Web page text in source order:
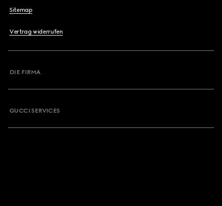
Sitemap
Vertrag widerrufen
DIE FIRMA
GUCCI SERVICES